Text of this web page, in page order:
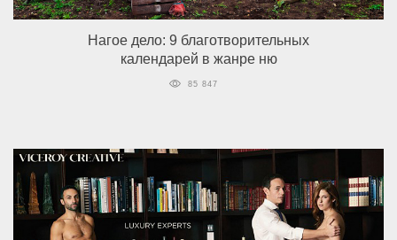
Нагое дело: 9 благотворительных
календарей в жанре ню
85 847